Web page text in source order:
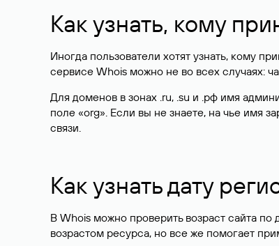
Как узнать, кому
Иногда пользователи хотят узнать, кому
сервисе Whois можно не во всех случаях:
Для доменов в зонах .ru, .su и .рф имя
поле «org». Если вы не знаете, на чье имя
связи.
Как узнать дату
В Whois можно проверить возраст сайта по
возрастом ресурса, но все же помогает